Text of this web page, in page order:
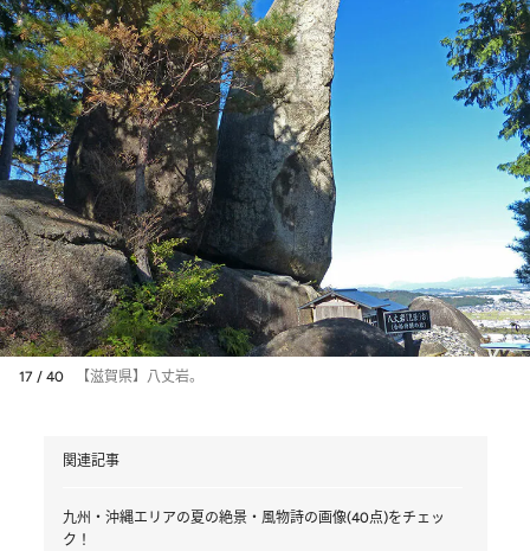
17 / 40 【滋賀県】八丈岩。
関連記事
九州・沖縄エリアの夏の絶景・風物詩の画像(40点)をチェッ
ク！